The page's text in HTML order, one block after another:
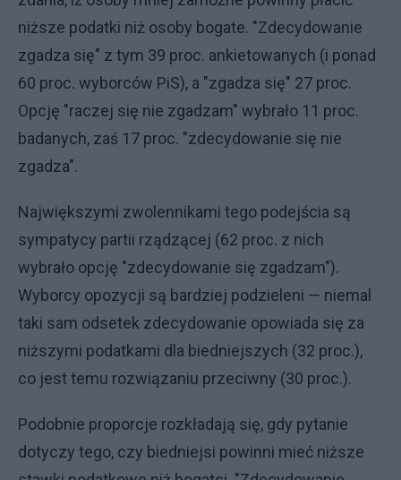
niższe podatki niż osoby bogate. "Zdecydowanie
zgadza się" z tym 39 proc. ankietowanych (i ponad
60 proc. wyborców PiS), a "zgadza się" 27 proc.
Opcję "raczej się nie zgadzam" wybrało 11 proc.
badanych, zaś 17 proc. "zdecydowanie się nie
zgadza".
Największymi zwolennikami tego podejścia są
sympatycy partii rządzącej (62 proc. z nich
wybrało opcję "zdecydowanie się zgadzam").
Wyborcy opozycji są bardziej podzieleni — niemal
taki sam odsetek zdecydowanie opowiada się za
niższymi podatkami dla biedniejszych (32 proc.),
co jest temu rozwiązaniu przeciwny (30 proc.).
Podobnie proporcje rozkładają się, gdy pytanie
dotyczy tego, czy biedniejsi powinni mieć niższe